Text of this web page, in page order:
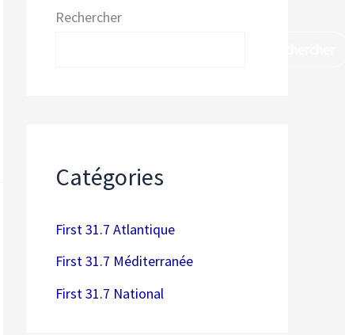
Rechercher
Catégories
First 31.7 Atlantique
First 31.7 Méditerranée
First 31.7 National